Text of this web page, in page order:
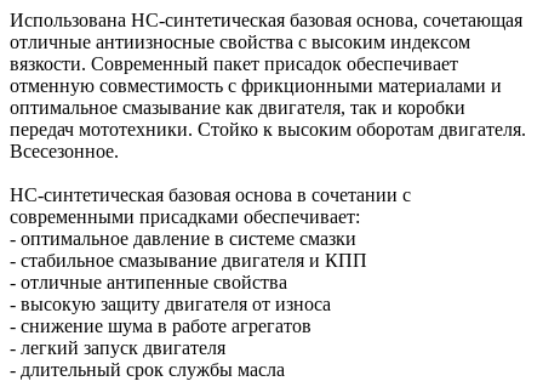
Использована НС-синтетическая базовая основа, сочетающая
отличные антиизносные свойства с высоким индексом
вязкости. Современный пакет присадок обеспечивает
отменную совместимость с фрикционными материалами и
оптимальное смазывание как двигателя, так и коробки
передач мототехники. Стойко к высоким оборотам двигателя.
Всесезонное.
НС-синтетическая базовая основа в сочетании с
современными присадками обеспечивает:
- оптимальное давление в системе смазки
- стабильное смазывание двигателя и КПП
- отличные антипенные свойства
- высокую защиту двигателя от износа
- снижение шума в работе агрегатов
- легкий запуск двигателя
- длительный срок службы масла